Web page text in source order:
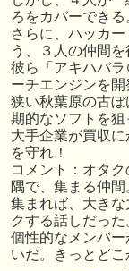
ろをカバーできる
さらに、ハッカ
う、３人の仲間を
彼ら「アキハバ
ーチエンジンを開
狭い秋葉原の古
期的なソフトを狙
大手企業が買収に
を守れ！
コメント：オタ
隅で、集まる仲
集まれば、大き
クする話しだった
個性的なメンバ
いだ。きっとどこ